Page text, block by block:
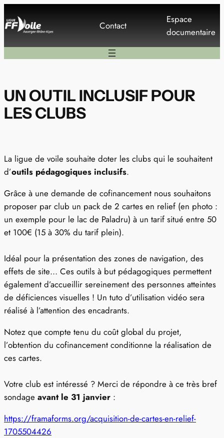
au
contenu
Contact
Espace
documentaire
UN OUTIL INCLUSIF POUR
LES CLUBS
La ligue de voile souhaite doter les clubs qui le souhaitent
d’outils pédagogiques inclusifs.
Grâce à une demande de cofinancement nous souhaitons
proposer par club un pack de 2 cartes en relief (en photo :
un exemple pour le lac de Paladru) à un tarif situé entre 50
et 100€ (15 à 30% du tarif plein).
Idéal pour la présentation des zones de navigation, des
effets de site… Ces outils à but pédagogiques permettent
également d’accueillir sereinement des personnes atteintes
de déficiences visuelles ! Un tuto d’utilisation vidéo sera
réalisé à l’attention des encadrants.
Notez que compte tenu du coût global du projet,
l’obtention du cofinancement conditionne la réalisation de
ces cartes.
Votre club est intéressé ? Merci de répondre à ce très bref
sondage avant le 31 janvier :
https://framaforms.org/acquisition-de-cartes-en-relief-
1705504426